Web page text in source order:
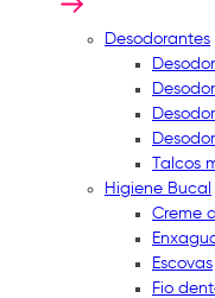
Desodorantes
Talcos
Higiene Bucal
Creme
Escovas
Fio